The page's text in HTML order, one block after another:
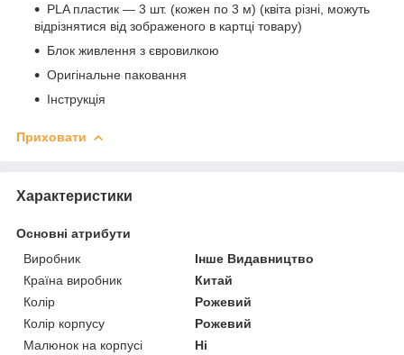
PLA пластик — 3 шт. (кожен по 3 м) (квіта різні, можуть
відрізнятися від зображеного в картці товару)
Блок живлення з євровилкою
Оригінальне паковання
Інструкція
Приховати
Характеристики
Основні атрибути
Виробник
Інше Видавництво
Країна виробник
Китай
Колір
Рожевий
Колір корпусу
Рожевий
Малюнок на корпусі
Ні